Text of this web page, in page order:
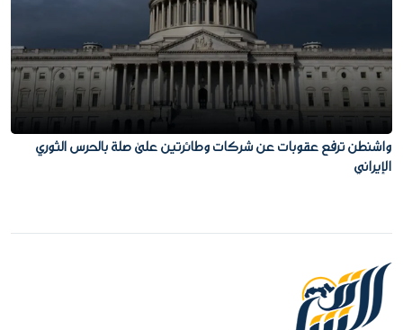
واشنطن ترفع عقوبات عن شركات وطائرتين على صلة بالحرس الثوري
الإيراني